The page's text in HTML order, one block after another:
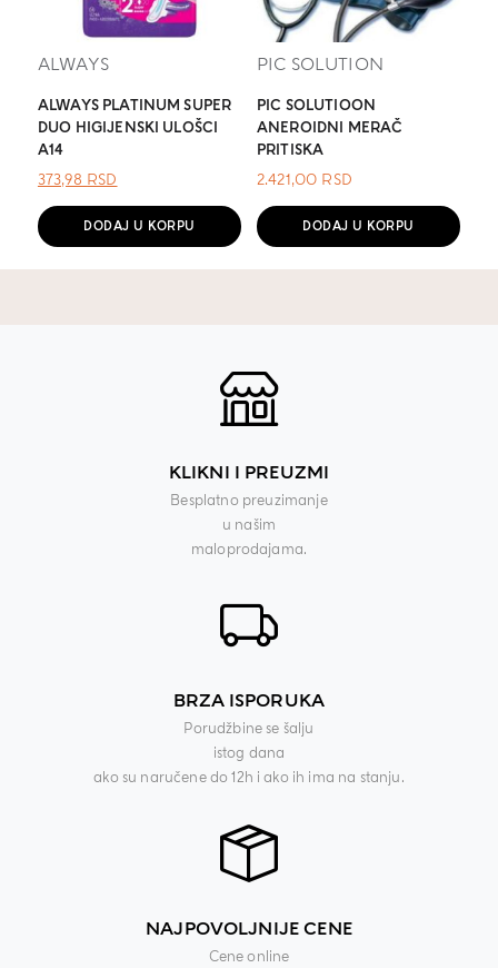
ALWAYS
ALWAYS PLATINUM SUPER
DUO HIGIJENSKI ULOŠCI
A14
ОРИГИНАЛНА
ЈЕ
БИЛА:
373,98 RSD
ЈЕ:
DODAJ U KORPU
PIC SOLUTION
PIC SOLUTIOON
ANEROIDNI MERAČ
PRITISKA
2.421,00 RSD
DODAJ U KORPU
KLIKNI I PREUZMI
Besplatno preuzimanje
u našim
maloprodajama.
BRZA ISPORUKA
Porudžbine se šalju
istog dana
ako su naručene do 12h i ako ih ima na stanju.
NAJPOVOLJNIJE CENE
Cene online